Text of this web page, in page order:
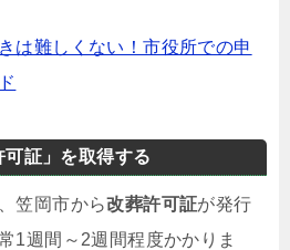
は難しくない！市役所での申
可証」を取得する
笠岡市から改葬許可証が発行
1週間～2週間程度かかりま